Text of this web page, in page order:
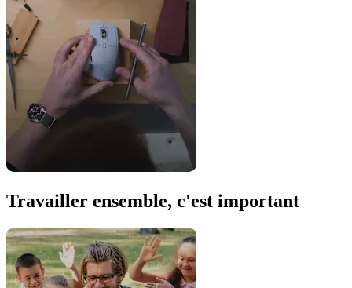
Travailler ensemble, c'est important